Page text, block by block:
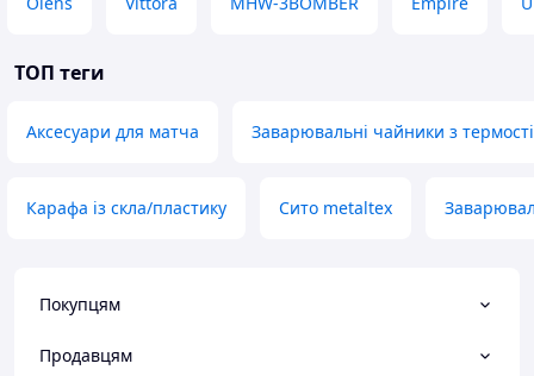
ТОП теги
Аксесуари для матча Заварювальні чайники з
Карафа із скла/пластику Сито metaltex
Покупцям
Продавцям